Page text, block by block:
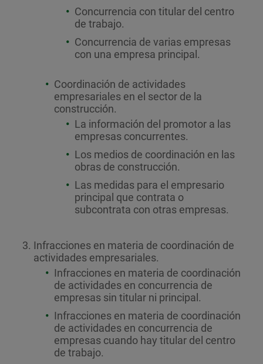
Concurrencia con titular del centro
de trabajo.
Concurrencia de varias empresas
con una empresa principal.
Coordinación de actividades
empresariales en el sector de la
construcción.
La información del promotor a las
empresas concurrentes.
Los medios de coordinación en las
obras de construcción.
Las medidas para el empresario
principal que contrata o
subcontrata con otras empresas.
Infracciones en materia de coordinación de
actividades empresariales.
Infracciones en materia de coordinación
de actividades en concurrencia de
empresas sin titular ni principal.
Infracciones en materia de coordinación
de actividades en concurrencia de
empresas cuando hay titular del centro
de trabajo.